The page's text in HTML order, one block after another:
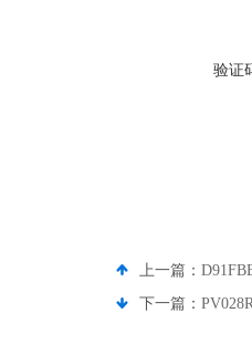
验证
上一篇：
下一篇：